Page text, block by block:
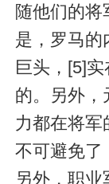
随他们的将
是，罗马的
巨头，[5]
的。另外，
力都在将
不可避免了
另外，职